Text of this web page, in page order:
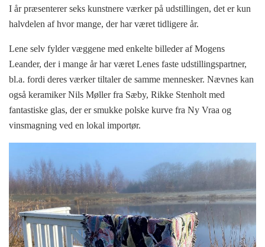
I år præsenterer seks kunstnere værker på udstillingen, det er kun
halvdelen af hvor mange, der har været tidligere år.
Lene selv fylder væggene med enkelte billeder af Mogens
Leander, der i mange år har været Lenes faste udstillingspartner,
bl.a. fordi deres værker tiltaler de samme mennesker. Nævnes kan
også keramiker Nils Møller fra Sæby, Rikke Stenholt med
fantastiske glas, der er smukke polske kurve fra Ny Vraa og
vinsmagning ved en lokal importør.